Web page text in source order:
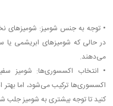
• توجه به جنس شومیز: شومیزهای
در حالی که شومیزهای ابریشمی
می‌دهند.
• انتخاب اکسسوری‌ها: شومیز
اکسسوری‌ها ترکیب می‌شود، اما
کنید تا توجه بیشتری به شومیز جلب